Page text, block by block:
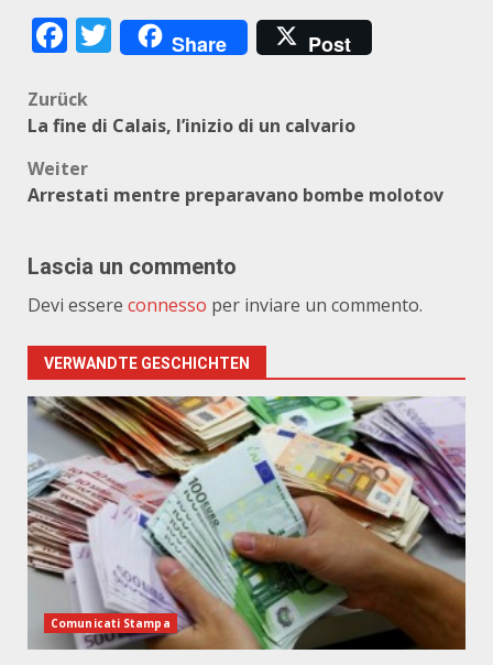
Facebook
Twitter
Share Post
Beitragsnavigation
Zurück
La fine di Calais, l’inizio di un calvario
Weiter
Arrestati mentre preparavano bombe molotov
Lascia un commento
Devi essere connesso per inviare un commento.
VERWANDTE GESCHICHTEN
Comunicati Stampa